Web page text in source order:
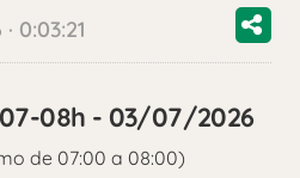
0:03:21
08h - 03/07/2026
de 07:00 a 08:00)